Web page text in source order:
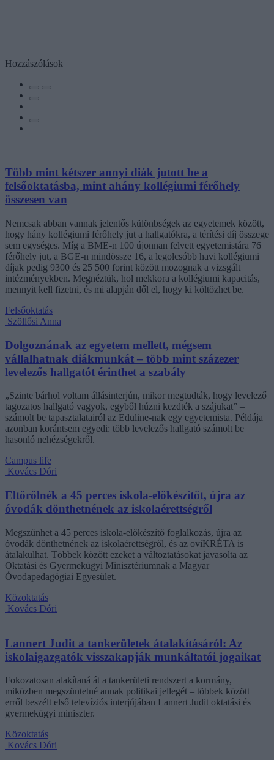
Hozzászólások
Több mint kétszer annyi diák jutott be a
felsőoktatásba, mint ahány kollégiumi férőhely
összesen van
Nemcsak abban vannak jelentős különbségek az egyetemek között,
hogy hány kollégiumi férőhely jut a hallgatókra, a térítési díj összege
sem egységes. Míg a BME-n 100 újonnan felvett egyetemistára 76
férőhely jut, a BGE-n mindössze 16, a legolcsóbb havi kollégiumi
díjak pedig 9300 és 25 500 forint között mozognak a vizsgált
intézményekben. Megnéztük, hol mekkora a kollégiumi kapacitás,
mennyit kell fizetni, és mi alapján dől el, hogy ki költözhet be.
Felsőoktatás
Szöllősi Anna
Dolgoznának az egyetem mellett, mégsem
vállalhatnak diákmunkát – több mint százezer
levelezős hallgatót érinthet a szabály
„Szinte bárhol voltam állásinterjún, mikor megtudták, hogy levelező
tagozatos hallgató vagyok, egyből húzni kezdték a szájukat” –
számolt be tapasztalatairól az Eduline-nak egy egyetemista. Példája
azonban korántsem egyedi: több levelezős hallgató számolt be
hasonló nehézségekről.
Campus life
Kovács Dóri
Eltörölnék a 45 perces iskola-előkészítőt, újra az
óvodák dönthetnének az iskolaérettségről
Megszűnhet a 45 perces iskola-előkészítő foglalkozás, újra az
óvodák dönthetnének az iskolaérettségről, és az oviKRÉTA is
átalakulhat. Többek között ezeket a változtatásokat javasolta az
Oktatási és Gyermekügyi Minisztériumnak a Magyar
Óvodapedagógiai Egyesület.
Közoktatás
Kovács Dóri
Lannert Judit a tankerületek átalakításáról: Az
iskolaigazgatók visszakapják munkáltatói jogaikat
Fokozatosan alakítaná át a tankerületi rendszert a kormány,
miközben megszüntetné annak politikai jellegét – többek között
erről beszélt első televíziós interjújában Lannert Judit oktatási és
gyermekügyi miniszter.
Közoktatás
Kovács Dóri